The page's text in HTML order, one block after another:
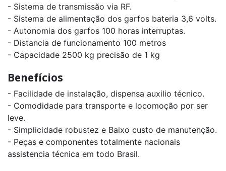
- Sistema de transmissão via RF.
- Sistema de alimentação dos garfos bateria 3,6 volts.
- Autonomia dos garfos 100 horas interruptas.
- Distancia de funcionamento 100 metros
- Capacidade 2500 kg precisão de 1 kg
Benefícios
- Facilidade de instalação, dispensa auxilio técnico.
- Comodidade para transporte e locomoção por ser
leve.
- Simplicidade robustez e Baixo custo de manutenção.
- Peças e componentes totalmente nacionais
assistencia técnica em todo Brasil.